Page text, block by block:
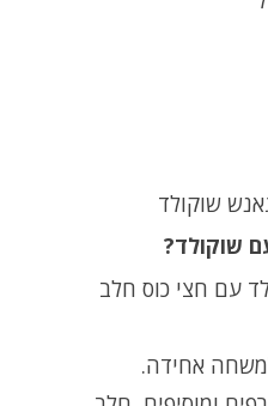
שוקולד
שוקולד?
עם חצי כוס חלב
אחידה.